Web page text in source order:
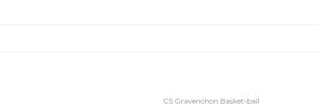
CS Gravenchon Basket-ball